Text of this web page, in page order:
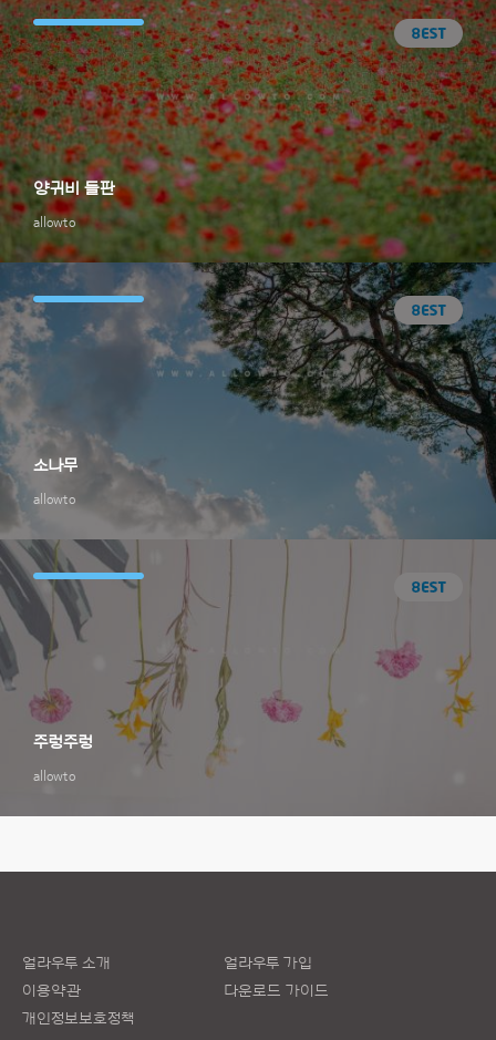
allowto
양귀비 들판
allowto
소나무
allowto
주렁주렁
얼라우투 소개
이용약관
개인정보보호정책
얼라우투 가입
다운로드 가이드